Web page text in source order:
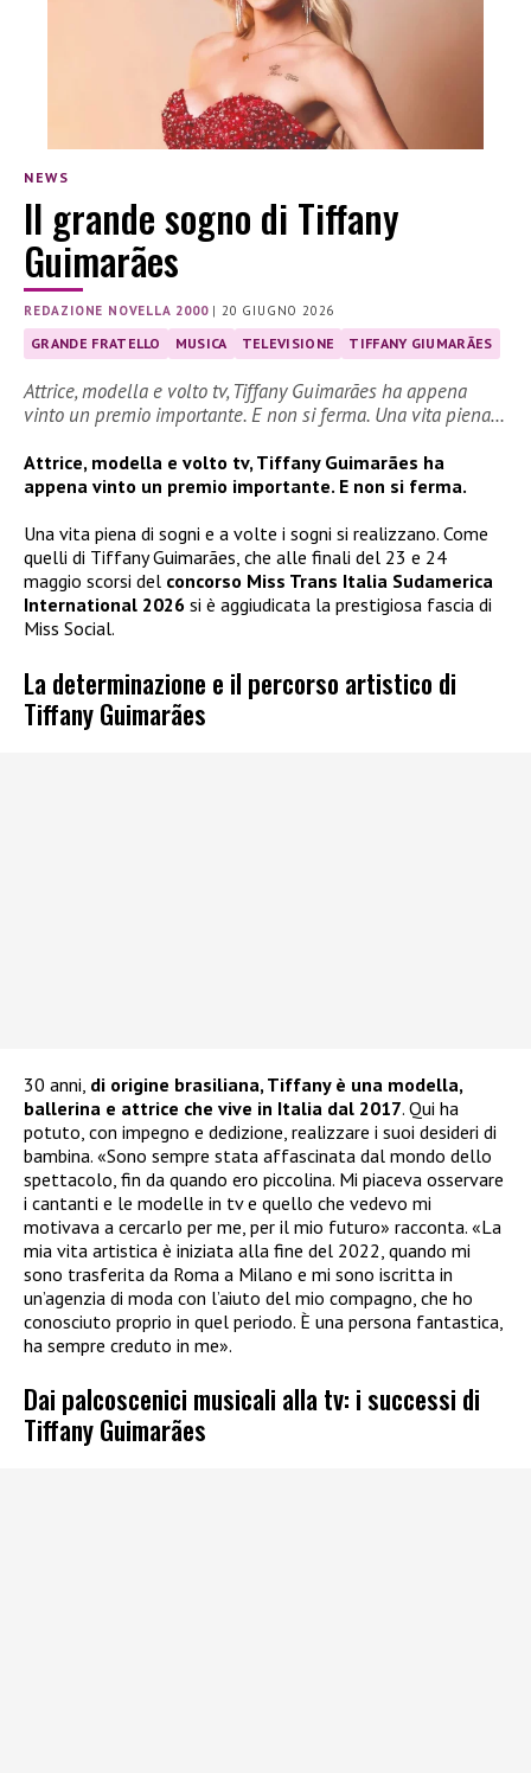
NEWS
Il grande sogno di Tiffany
Guimarães
REDAZIONE NOVELLA 2000|20 GIUGNO 2026
GRANDE FRATELLO MUSICA TELEVISIONE TIFFANY GIUMARÃES
Attrice, modella e volto tv, Tiffany Guimarães ha appena
vinto un premio importante. E non si ferma. Una vita piena…
Attrice, modella e volto tv, Tiffany Guimarães ha
appena vinto un premio importante. E non si ferma.
Una vita piena di sogni e a volte i sogni si realizzano. Come
quelli di Tiffany Guimarães, che alle finali del 23 e 24
maggio scorsi del concorso Miss Trans Italia Sudamerica
International 2026 si è aggiudicata la prestigiosa fascia di
Miss Social.
La determinazione e il percorso artistico di
Tiffany Guimarães
30 anni, di origine brasiliana, Tiffany è una modella,
ballerina e attrice che vive in Italia dal 2017. Qui ha
potuto, con impegno e dedizione, realizzare i suoi desideri di
bambina. «Sono sempre stata affascinata dal mondo dello
spettacolo, fin da quando ero piccolina. Mi piaceva osservare
i cantanti e le modelle in tv e quello che vedevo mi
motivava a cercarlo per me, per il mio futuro» racconta. «La
mia vita artistica è iniziata alla fine del 2022, quando mi
sono trasferita da Roma a Milano e mi sono iscritta in
un’agenzia di moda con l’aiuto del mio compagno, che ho
conosciuto proprio in quel periodo. È una persona fantastica,
ha sempre creduto in me».
Dai palcoscenici musicali alla tv: i successi di
Tiffany Guimarães